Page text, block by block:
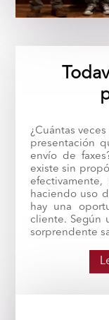
¿Cuántas
presentación
envío de
existe sin
haciendo uso
hay una
cliente. Según
sorprendente